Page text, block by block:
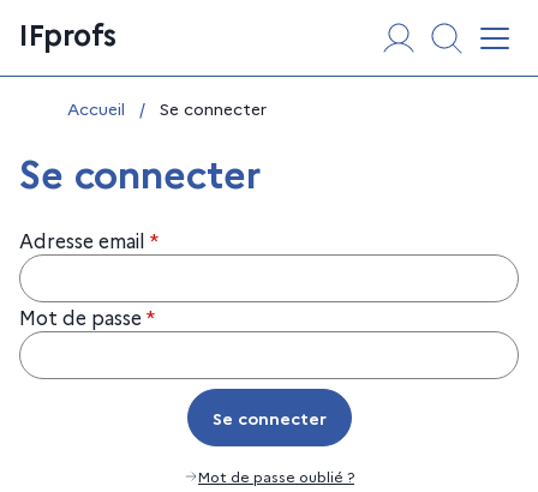
au
contenu
IFprofs
Vous êtes ici :
Accueil / Se connecter
Se connecter
Adresse email *
Mot de passe *
Se connecter
Se connecter
Mot de passe oublié ?